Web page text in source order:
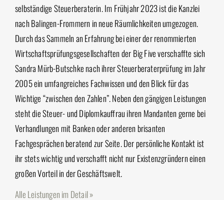
selbständige Steuerberaterin. Im Frühjahr 2023 ist die Kanzlei
nach Balingen-Frommern in neue Räumlichkeiten umgezogen.
Durch das Sammeln an Erfahrung bei einer der renommierten
Wirtschaftsprüfungsgesellschaften der Big Five verschaffte sich
Sandra Mürb-Butschke nach ihrer Steuerberaterprüfung im Jahr
2005 ein umfangreiches Fachwissen und den Blick für das
Wichtige “zwischen den Zahlen”. Neben den gängigen Leistungen
steht die Steuer- und Diplomkauffrau ihren Mandanten gerne bei
Verhandlungen mit Banken oder anderen brisanten
Fachgesprächen beratend zur Seite. Der persönliche Kontakt ist
ihr stets wichtig und verschafft nicht nur Existenzgründern einen
großen Vorteil in der Geschäftswelt.
Alle Leistungen im Detail »